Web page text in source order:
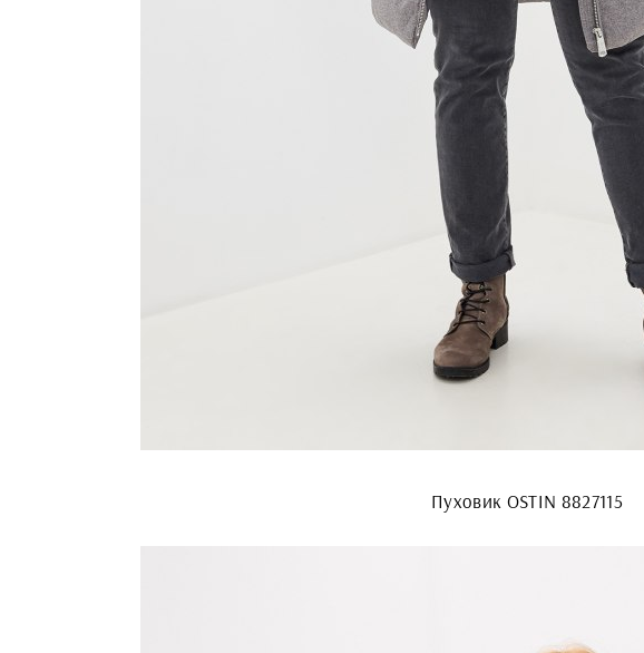
Пуховик OSTIN 8827115